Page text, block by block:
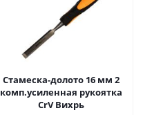
Стамеска-долото 16 мм 2
комп.усиленная рукоятка
CrV Вихрь